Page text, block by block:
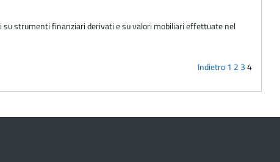
su strumenti finanziari derivati e su valori mobiliari effettuate nel
Indietro1 2 34